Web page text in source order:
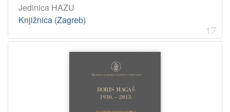
Jedinica HAZU
Knjižnica (Zagreb)
17